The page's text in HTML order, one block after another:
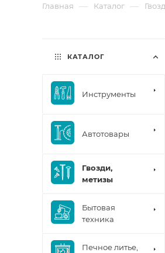
Главная — Каталог —
КАТАЛОГ
Инструменты
Автотовары
Гвозди,
метизы
Бытовая
техника
Печное литье,